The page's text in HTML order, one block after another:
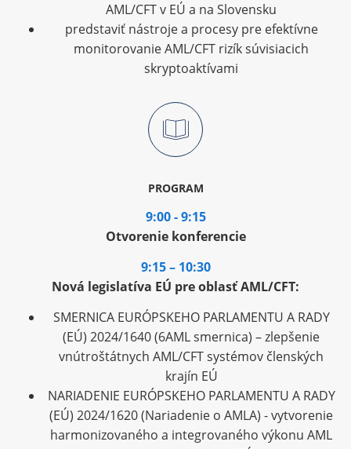
AML/CFT v EÚ a na Slovensku
predstaviť nástroje a procesy pre efektívne
monitorovanie AML/CFT rizík súvisiacich
skryptoaktívami
PROGRAM
9:00 - 9:15
Otvorenie konferencie
9:15 – 10:30
Nová legislatíva EÚ pre oblasť AML/CFT:
SMERNICA EURÓPSKEHO PARLAMENTU A RADY
(EÚ) 2024/1640 (6AML smernica) – zlepšenie
vnútroštátnych AML/CFT systémov členských
krajín EÚ
NARIADENIE EURÓPSKEHO PARLAMENTU A RADY
(EÚ) 2024/1620 (Nariadenie o AMLA) - vytvorenie
harmonizovaného a integrovaného výkonu AML